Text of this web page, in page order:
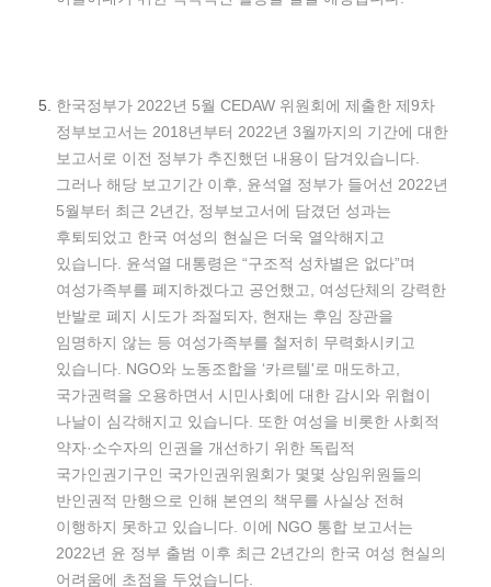
한국정부가 2022년 5월 CEDAW 위원회에 제출한 제9차
정부보고서는 2018년부터 2022년 3월까지의 기간에 대한
보고서로 이전 정부가 추진했던 내용이 담겨있습니다.
그러나 해당 보고기간 이후, 윤석열 정부가 들어선 2022년
5월부터 최근 2년간, 정부보고서에 담겼던 성과는
후퇴되었고 한국 여성의 현실은 더욱 열악해지고
있습니다. 윤석열 대통령은 “구조적 성차별은 없다”며
여성가족부를 폐지하겠다고 공언했고, 여성단체의 강력한
반발로 폐지 시도가 좌절되자, 현재는 후임 장관을
임명하지 않는 등 여성가족부를 철저히 무력화시키고
있습니다. NGO와 노동조합을 ‘카르텔'로 매도하고,
국가권력을 오용하면서 시민사회에 대한 감시와 위협이
나날이 심각해지고 있습니다. 또한 여성을 비롯한 사회적
약자·소수자의 인권을 개선하기 위한 독립적
국가인권기구인 국가인권위원회가 몇몇 상임위원들의
반인권적 만행으로 인해 본연의 책무를 사실상 전혀
이행하지 못하고 있습니다. 이에 NGO 통합 보고서는
2022년 윤 정부 출범 이후 최근 2년간의 한국 여성 현실의
어려움에 초점을 두었습니다.